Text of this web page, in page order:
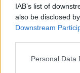
IAB’s list of
also be disclosed
Downstream
Personal Data
το Σάββατο (08-
18:44
Νοημοσύνη